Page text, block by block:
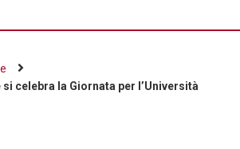
celebra la Giornata per l’Università